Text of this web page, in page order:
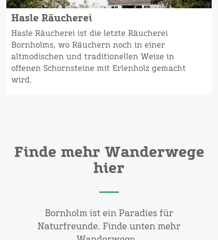
Hasle Räucherei
Hasle Räucherei ist die letzte Räucherei
Bornholms, wo Räuchern noch in einer
altmodischen und traditionellen Weise in
offenen Schornsteine mit Erlenholz gemacht
wird.
Finde mehr Wanderwege
hier
Bornholm ist ein Paradies für
Naturfreunde. Finde unten mehr